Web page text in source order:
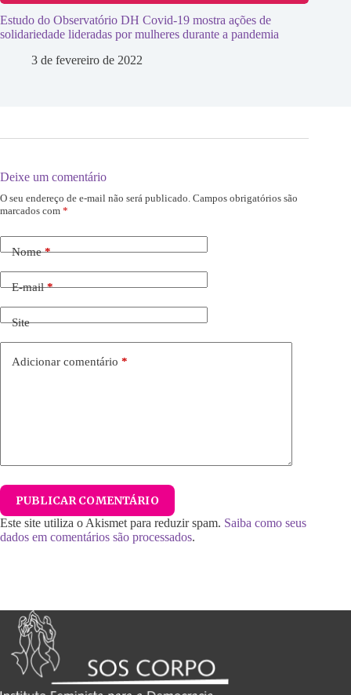
Estudo do Observatório DH Covid-19 mostra ações de
solidariedade lideradas por mulheres durante a pandemia
3 de fevereiro de 2022
Deixe um comentário
O seu endereço de e-mail não será publicado. Campos obrigatórios são
marcados com *
Nome*
E-mail*
Site
Adicionar comentário *
PUBLICAR COMENTÁRIO
Este site utiliza o Akismet para reduzir spam. Saiba como seus
dados em comentários são processados.